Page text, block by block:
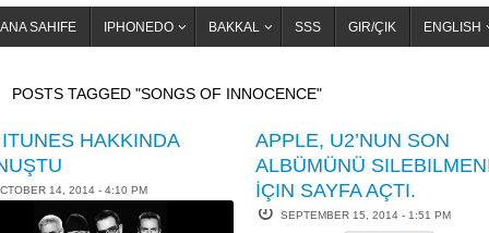
ANA SAHIFE IPHONEDO BAKKAL SSS GIR/ÇIK ENGLISH
POSTS TAGGED "SONGS OF INNOCENCE"
HAKKINDA
14, 2014 - 4:10 PM
APPLE, U2’NUN SON
ALBÜMÜNÜ
İÇIN SAYFA AÇTI.
SEPTEMBER 15, 2014 - 1:51 PM